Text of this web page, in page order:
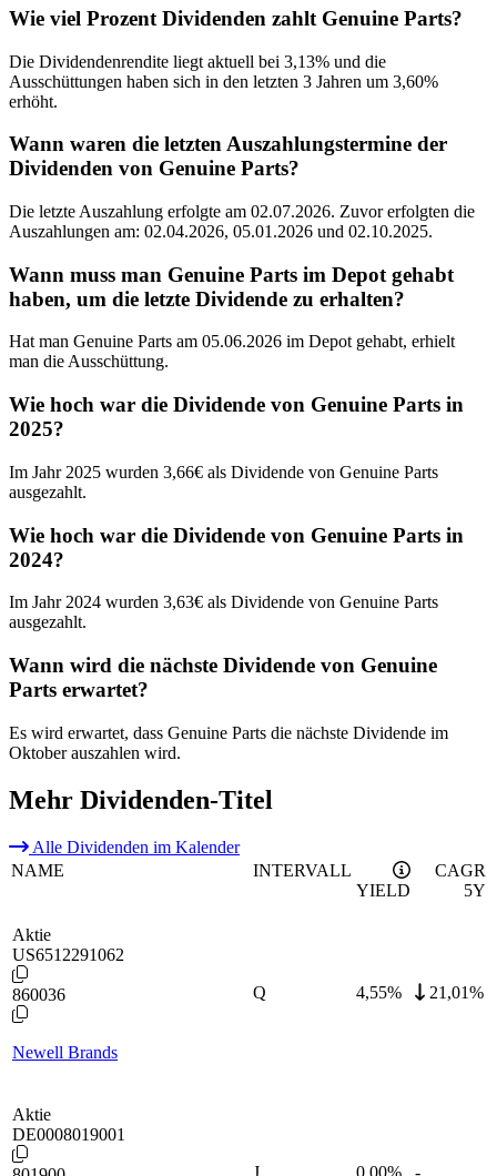
Wie viel Prozent Dividenden zahlt Genuine Parts?
Die Dividendenrendite liegt aktuell bei 3,13% und die
Ausschüttungen haben sich in den letzten 3 Jahren um 3,60%
erhöht.
Wann waren die letzten Auszahlungstermine der
Dividenden von Genuine Parts?
Die letzte Auszahlung erfolgte am 02.07.2026. Zuvor erfolgten die
Auszahlungen am: 02.04.2026, 05.01.2026 und 02.10.2025.
Wann muss man Genuine Parts im Depot gehabt
haben, um die letzte Dividende zu erhalten?
Hat man Genuine Parts am 05.06.2026 im Depot gehabt, erhielt
man die Ausschüttung.
Wie hoch war die Dividende von Genuine Parts in
2025?
Im Jahr 2025 wurden 3,66€ als Dividende von Genuine Parts
ausgezahlt.
Wie hoch war die Dividende von Genuine Parts in
2024?
Im Jahr 2024 wurden 3,63€ als Dividende von Genuine Parts
ausgezahlt.
Wann wird die nächste Dividende von Genuine
Parts erwartet?
Es wird erwartet, dass Genuine Parts die nächste Dividende im
Oktober auszahlen wird.
Mehr Dividenden-Titel
Alle Dividenden im Kalender
NAME
INTERVALL
YIELD
CAGR
5Y
Aktie
US6512291062
860036
Newell Brands
Q 4,55% 21,01%
Aktie
DE0008019001
J 0,00% -